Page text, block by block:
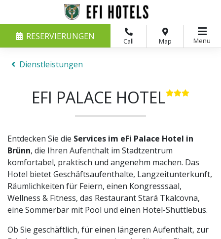
Call Map
RESERVIERUNGEN Menu
Dienstleistungen
EFI PALACE HOTEL
Entdecken Sie die Services im eFi Palace Hotel in
Brünn, die Ihren Aufenthalt im Stadtzentrum
komfortabel, praktisch und angenehm machen. Das
Hotel bietet Geschäftsaufenthalte, Langzeitunterkunft,
Räumlichkeiten für Feiern, einen Kongresssaal,
Wellness & Fitness, das Restaurant Stará Tkalcovna,
eine Sommerbar mit Pool und einen Hotel-Shuttlebus.
Ob Sie geschäftlich, für einen längeren Aufenthalt, zur